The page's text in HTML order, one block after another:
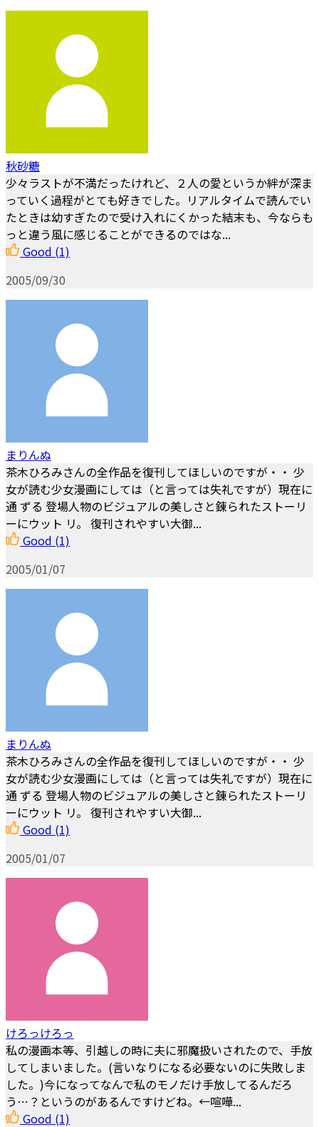
秋砂糖
少々ラストが不満だったけれど、２人の愛というか絆が深ま
っていく過程がとても好きでした。リアルタイムで読んでい
たときは幼すぎたので受け入れにくかった結末も、今ならも
っと違う風に感じることができるのではな...
Good (1)
2005/09/30
まりんぬ
茶木ひろみさんの全作品を復刊してほしいのですが・・ 少
女が読む少女漫画にしては（と言っては失礼ですが）現在に
通 ずる 登場人物のビジュアルの美しさと錬られたストーリ
ーにウット リ。 復刊されやすい大御...
Good (1)
2005/01/07
まりんぬ
茶木ひろみさんの全作品を復刊してほしいのですが・・ 少
女が読む少女漫画にしては（と言っては失礼ですが）現在に
通 ずる 登場人物のビジュアルの美しさと錬られたストーリ
ーにウット リ。 復刊されやすい大御...
Good (1)
2005/01/07
けろっけろっ
私の漫画本等、引越しの時に夫に邪魔扱いされたので、手放
してしまいました。(言いなりになる必要ないのに失敗しま
した。)今になってなんで私のモノだけ手放してるんだろ
う…？というのがあるんですけどね。←喧嘩...
Good (1)